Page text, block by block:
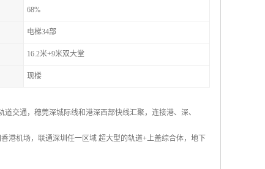
68%
电梯34部
16.2米+9米双大堂
现楼
交通，穗莞深城际线和港深西部快线汇聚，连接港、深、
港机场，联通深圳任一区域 超大型的轨道+上盖综合体，地下